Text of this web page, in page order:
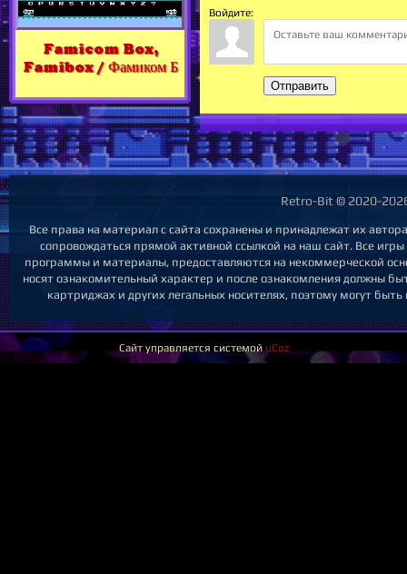
Famicom Box,
Famibox / Фамиком Б
Войдите:
Отправить
Retro-Bit © 2020-
Все права на материал с сайта сохранены и принадлежат их
сопровождаться прямой активной ссылкой на наш сайт. Все
программы и материалы, предоставляются на некоммерческой
носят ознакомительный характер и после ознакомления должны
картриджах и других легальных носителях, поэтому могут
Сайт управляется системойuCoz